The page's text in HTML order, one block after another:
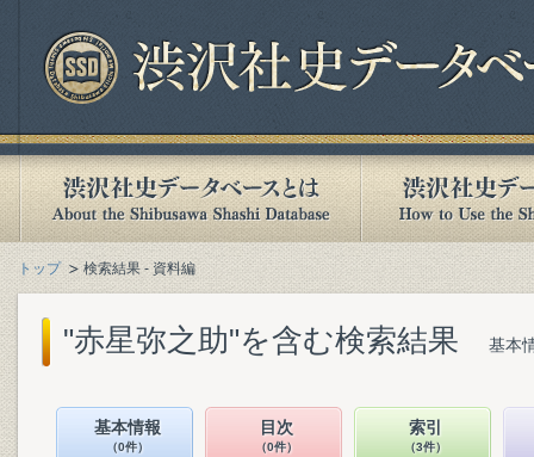
トップ 検索結果 - 資料編
"赤星弥之助"を含む検索結果 基本
基本情報
（0件）
目次
（0件）
索引
（3件）